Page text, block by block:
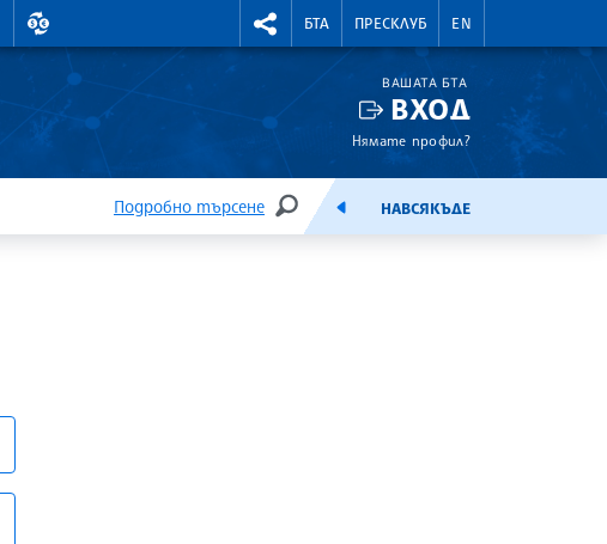
ВАЛУТНИ КУРСОВЕ RIGHTMENU.SOCIAL
БТА ПРЕСКЛУБ EN
ВАШАТА БТА
ВХОД
Нямате профил?
Подробно търсене
ТЪРСЕНЕЕМИСИЯНАВСЯКЪДЕ